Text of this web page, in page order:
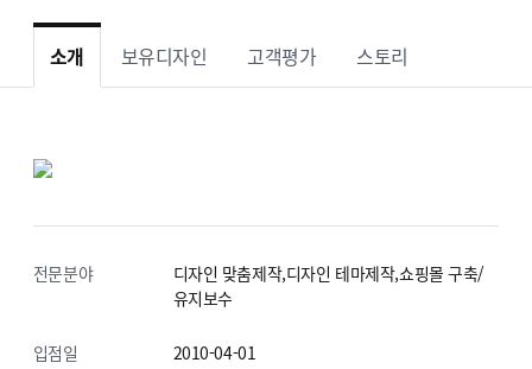
소개 보유디자인 고객평가 스토리
전문분야
디자인 맞춤제작,디자인 테마제작,쇼핑몰 구축/
유지보수
입점일 2010-04-01